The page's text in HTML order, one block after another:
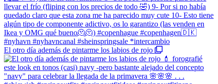
El otro día además de pintarme los labios de rojo